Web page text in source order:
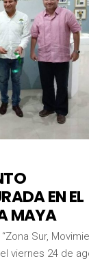
EN EL
MAYA
Sur,
viernes 24 de